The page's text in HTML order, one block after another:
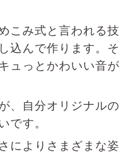
こみ式と言われる技
込んで作ります。そ
ュっとかわいい音が
、自分オリジナルの
です。
によりさまざまな姿